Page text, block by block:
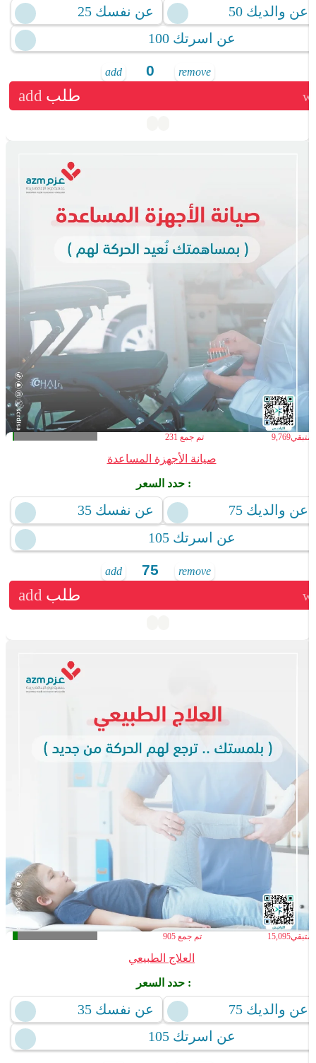
عن نفسك 25
عن والديك 50
عن اسرتك 100
add remove
طلب
تم جمع 231 9,769
صيانة الأجهزة المساعدة
حدد السعر :
35 عن نفسك
75 عن والديك
105 عن اسرتك
add remove
طلب
تم جمع 905 15,095
العلاج الطبيعي
حدد السعر :
35 عن نفسك
75 عن والديك
105 عن اسرتك